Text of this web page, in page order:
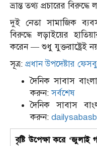
ভ্রান্ত তথ্য প্রচারের
দুই নেতা সামাজিক
বিরুদ্ধে লড়াইয়ের
করেন — শুধু যুক্তরাষ্ট্রেই
সূত্র: প্রধান উপদেষ্টার
দৈনিক সাবাস
করুন:সর্বশেষ
দৈনিক সাবাস
করুন:
বৃষ্টি উপেক্ষা করে ‘জুলাই